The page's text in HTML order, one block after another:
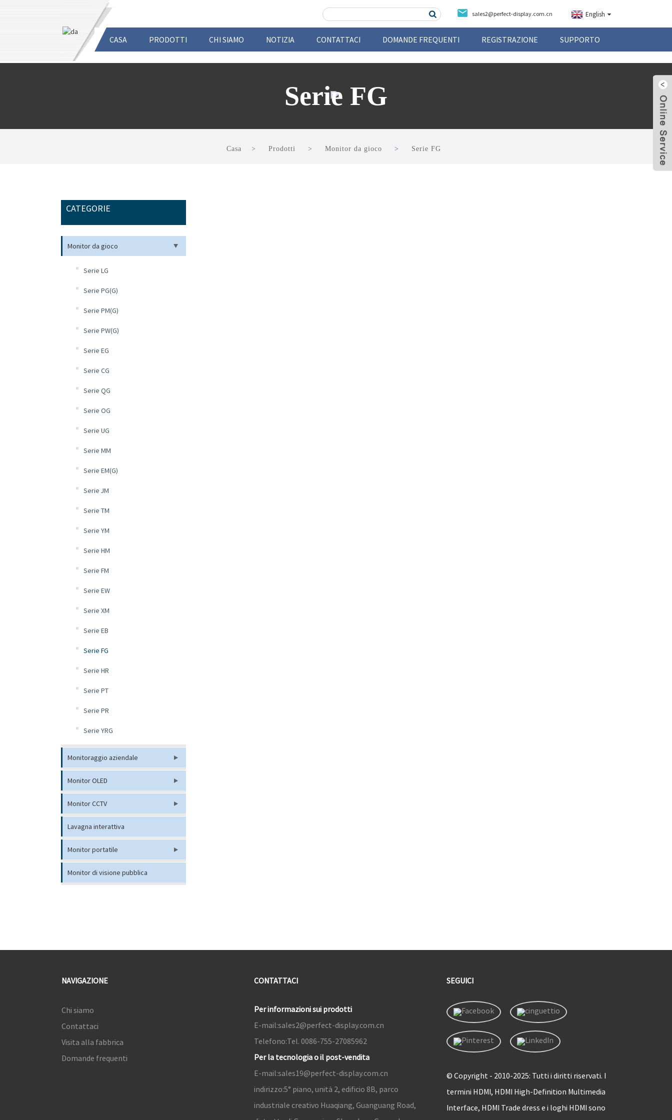
sales2@perfect-display.com.cn English
CASA PRODOTTI CHI SIAMO NOTIZIA CONTATTACI DOMANDE FREQUENTI REGISTRAZIONE SUPPORTO
Serie FG
Casa Prodotti Monitor da gioco Serie FG
CATEGORIE
Monitor da gioco
Serie LG
Serie PG(G)
Serie PM(G)
Serie PW(G)
Serie EG
Serie CG
Serie QG
Serie OG
Serie UG
Serie MM
Serie EM(G)
Serie JM
Serie TM
Serie YM
Serie HM
Serie FM
Serie EW
Serie XM
Serie EB
Serie FG
Serie HR
Serie PT
Serie PR
Serie YRG
Monitoraggio aziendale
Monitor OLED
Monitor CCTV
Lavagna interattiva
Monitor portatile
Monitor di visione pubblica
NAVIGAZIONE
Chi siamo
Contattaci
Visita alla fabbrica
Domande frequenti
CONTATTACI
Per informazioni sui prodotti
E-mail:sales2@perfect-display.com.cn
Telefono:Tel. 0086-755-27085962
Per la tecnologia o il post-vendita
E-mail:sales19@perfect-display.com.cn
indirizzo:5° piano, unità 2, edificio 8B, parco
industriale creativo Huaqiang, Guanguang Road,
SEGUICI
© Copyright - 2010-2025: Tutti i diritti riservati. I
termini HDMI, HDMI High-Definition Multimedia
Interface, HDMI Trade dress e i loghi HDMI sono